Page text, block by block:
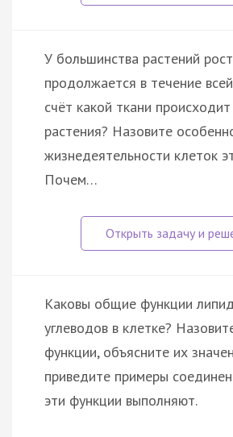
У большинства растений рост
продолжается в течение
счёт какой ткани
растения? Назовите
жизнедеятельности клеток
Почем…
Каковы общие функции
углеводов в клетке?
функции, объясните их
приведите примеры
эти функции выполняют.